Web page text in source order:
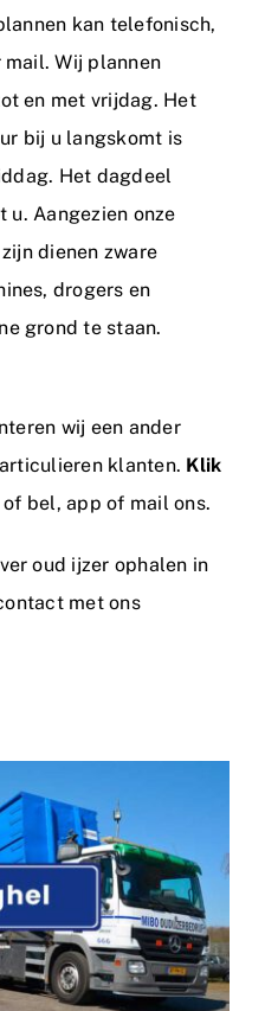
kan telefonisch,
Wij plannen
en met vrijdag. Het
bij u langskomt is
Het dagdeel
u. Aangezien onze
dienen zware
drogers en
grond te staan.
wij een ander
klanten. Klik
bel, app of mail ons.
oud ijzer ophalen in
met ons